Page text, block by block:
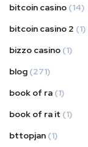
bitcoin casino (14)
bitcoin casino 2 (1)
bizzo casino (1)
blog (271)
book of ra (1)
book of ra it (1)
bttopjan (1)